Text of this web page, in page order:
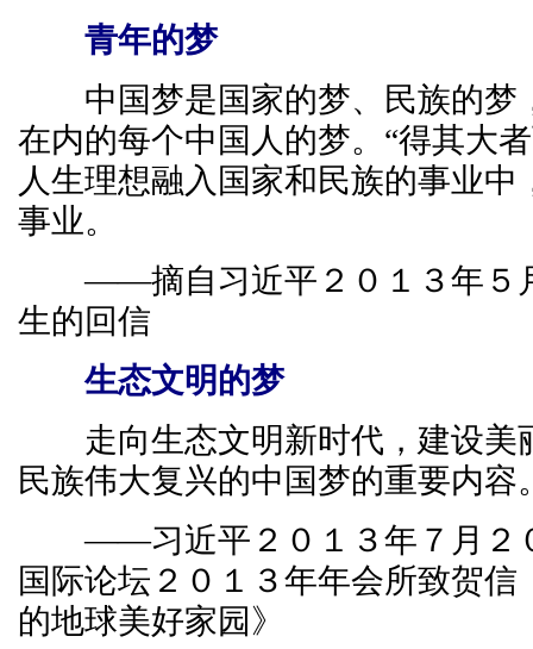
青年的梦
中国梦是国家的梦、民族的梦
在内的每个中国人的梦。“得其大
人生理想融入国家和民族的事业
事业。
——摘自习近平２０１３年５
生的回信
生态文明的梦
走向生态文明新时代，建设美
民族伟大复兴的中国梦的重要内容
——习近平２０１３年７月２
国际论坛２０１３年年会所致贺信
的地球美好家园》